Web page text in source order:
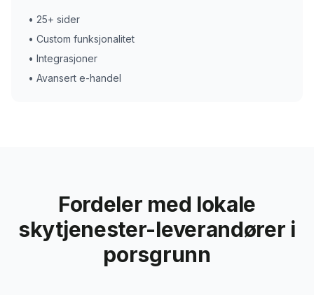
• 25+ sider
• Custom funksjonalitet
• Integrasjoner
• Avansert e-handel
Fordeler med lokale
skytjenester-leverandører i
porsgrunn